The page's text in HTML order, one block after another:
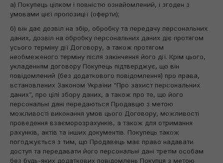
а) Покупець цілком і повністю ознайомлений, і згоден з
умовами цієї пропозиції (оферти);
б) він дає дозвіл на збір, обробку та передачу персональних
даних, дозвіл на обробку персональних даних діє протягом
усього терміну дії Договору, а також протягом
необмеженого терміну після закінчення його дії. Крім цього,
укладенням договору Покупець підтверджує, що він
повідомлений (без додаткового повідомлення) про права,
встановлених Законом України “Про захист персональних
даних”, про цілі збору даних, а також про те, що його
персональні дані передаються Продавцю з метою
можливості виконання умов цього Договору, можливості
проведення взаєморозрахунків, а також для отримання
рахунків, актів та інших документів. Покупець також
погоджується з тим, що Продавець має право надавати
доступ та передавати його персональні дані третім особам
без будь-яких додаткових повідомлень Покупця з метою